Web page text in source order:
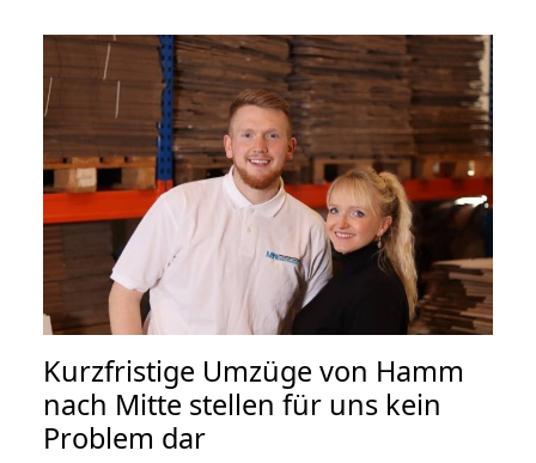
Kurzfristige Umzüge von Hamm
nach Mitte stellen für uns kein
Problem dar